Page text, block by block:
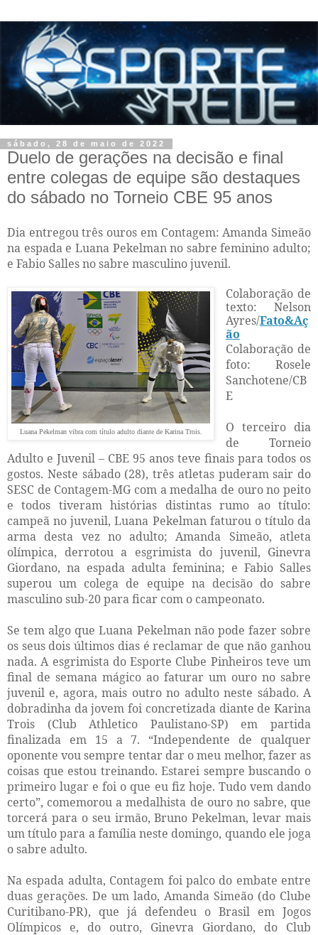
sábado, 28 de maio de 2022
Duelo de gerações na decisão e final
entre colegas de equipe são destaques
do sábado no Torneio CBE 95 anos
Dia entregou três ouros em Contagem: Amanda Simeão
na espada e Luana Pekelman no sabre feminino adulto;
e Fabio Salles no sabre masculino juvenil.
Luana Pekelman vibra com título adulto diante de Karina Trois.
Colaboração de
texto: Nelson
Ayres/Fato&Aç
ão
Colaboração de
foto: Rosele
Sanchotene/CB
E
O terceiro dia
de Torneio
Adulto e Juvenil – CBE 95 anos teve finais para todos os
gostos. Neste sábado (28), três atletas puderam sair do
SESC de Contagem-MG com a medalha de ouro no peito
e todos tiveram histórias distintas rumo ao título:
campeã no juvenil, Luana Pekelman faturou o título da
arma desta vez no adulto; Amanda Simeão, atleta
olímpica, derrotou a esgrimista do juvenil, Ginevra
Giordano, na espada adulta feminina; e Fabio Salles
superou um colega de equipe na decisão do sabre
masculino sub-20 para ficar com o campeonato.
Se tem algo que Luana Pekelman não pode fazer sobre
os seus dois últimos dias é reclamar de que não ganhou
nada. A esgrimista do Esporte Clube Pinheiros teve um
final de semana mágico ao faturar um ouro no sabre
juvenil e, agora, mais outro no adulto neste sábado. A
dobradinha da jovem foi concretizada diante de Karina
Trois (Club Athletico Paulistano-SP) em partida
finalizada em 15 a 7. “Independente de qualquer
oponente vou sempre tentar dar o meu melhor, fazer as
coisas que estou treinando. Estarei sempre buscando o
primeiro lugar e foi o que eu fiz hoje. Tudo vem dando
certo”, comemorou a medalhista de ouro no sabre, que
torcerá para o seu irmão, Bruno Pekelman, levar mais
um título para a família neste domingo, quando ele joga
o sabre adulto.
Na espada adulta, Contagem foi palco do embate entre
duas gerações. De um lado, Amanda Simeão (do Clube
Curitibano-PR), que já defendeu o Brasil em Jogos
Olímpicos e, do outro, Ginevra Giordano, do Club